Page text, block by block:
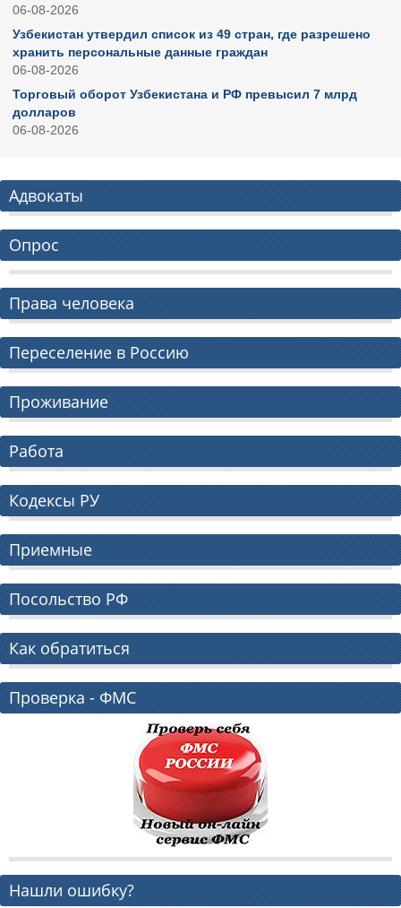
06-08-2026
Узбекистан утвердил список из 49 стран, где разрешено
хранить персональные данные граждан
06-08-2026
Торговый оборот Узбекистана и РФ превысил 7 млрд
долларов
06-08-2026
Адвокаты
Опрос
Права человека
Переселение в Россию
Проживание
Работа
Кодексы РУ
Приемные
Посольство РФ
Как обратиться
Проверка - ФМС
Нашли ошибку?